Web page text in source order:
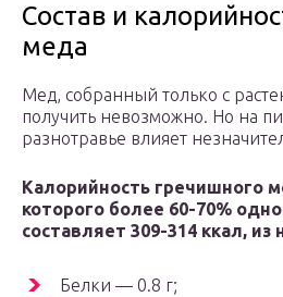
Состав и
меда
Мед, собранный только с
получить невозможно. Но на
разнотравье влияет
Калорийность гречишного
которого более 60-70%
составляет 309-314 ккал, из
Белки — 0.8 г;